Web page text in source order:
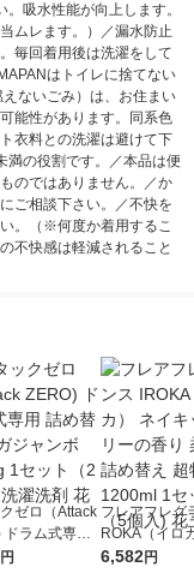
吸水性能が向上します。
ムレます。）／漏水防止
毎回着用後は洗濯をして
はトイレに捨てない
ないごみ）は、お住まい
能性があります。同系色
衣料との洗濯は避けて下
満の役割です。／本品は便
のではありません。／か
ご相談下さい。／不快を
。（※何度か着用するこ
不快感は軽減されること
ゼロ（Attack
ドラム式専用
メガジャン
円
フレアフレグ
ROKA（イロ
イキッドリリ
6,582円